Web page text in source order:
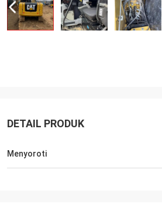
DETAIL PRODUK
Menyoroti